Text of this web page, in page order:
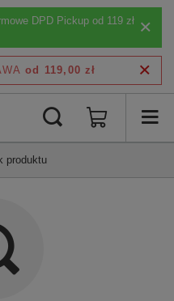
DPD Pickup od 119 zł
od 119,00 zł
produktu